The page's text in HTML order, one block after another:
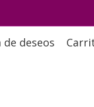
de deseos